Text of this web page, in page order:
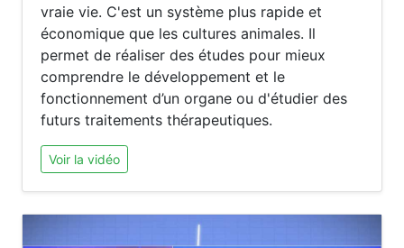
vraie vie. C'est un système plus rapide et
économique que les cultures animales. Il
permet de réaliser des études pour mieux
comprendre le développement et le
fonctionnement d’un organe ou d'étudier des
futurs traitements thérapeutiques.
Voir la vidéo